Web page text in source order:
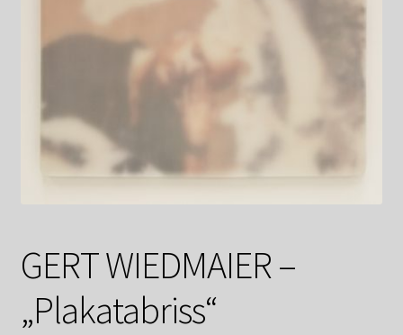
Datenschutzerklärung
Kasse
Linkliste
Mitglieder
Newsletter
GERT WIEDMAIER –
„Plakatabriss“